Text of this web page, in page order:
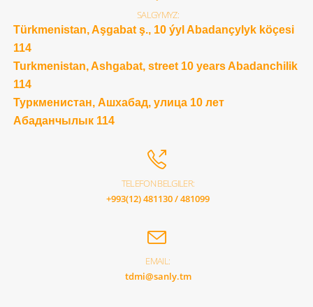
SALGYMYZ:
Türkmenistan, Aşgabat ş., 10 ýyl Abadançylyk köçesi
114
Turkmenistan, Ashgabat, street 10 years Abadanchilik
114
Туркменистан, Ашхабад, улица 10 лет
Абаданчылык 114
TELEFON BELGILER:
+993(12) 481130 / 481099
EMAIL:
tdmi@sanly.tm